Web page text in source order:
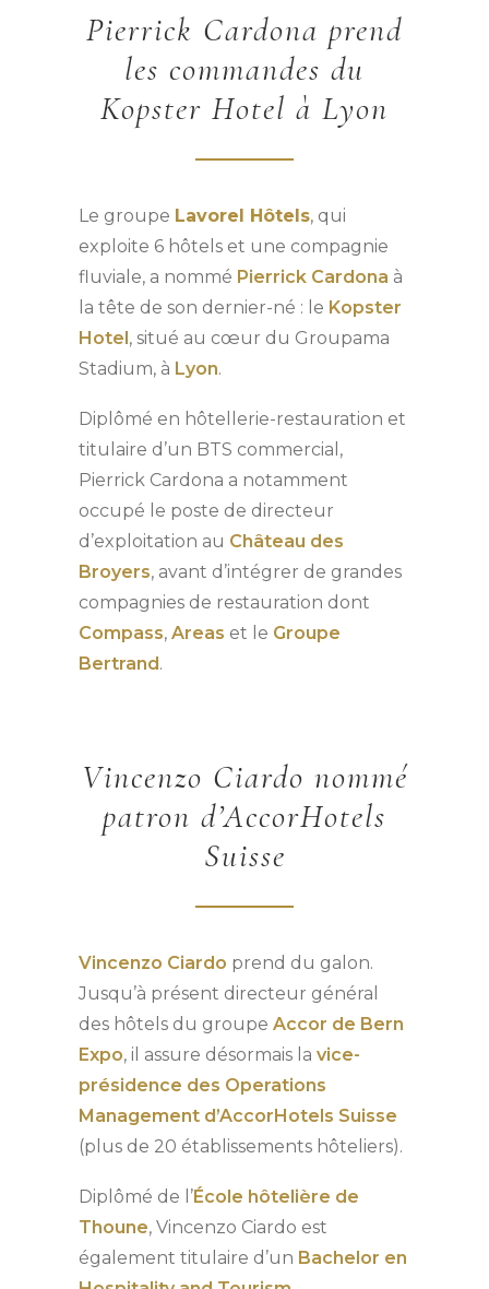
Pierrick Cardona prend
les commandes du
Kopster Hotel à Lyon
Le groupe Lavorel Hôtels, qui
exploite 6 hôtels et une compagnie
fluviale, a nommé Pierrick Cardona à
la tête de son dernier-né : le Kopster
Hotel, situé au cœur du Groupama
Stadium, à Lyon.
Diplômé en hôtellerie-restauration et
titulaire d’un BTS commercial,
Pierrick Cardona a notamment
occupé le poste de directeur
d’exploitation au Château des
Broyers, avant d’intégrer de grandes
compagnies de restauration dont
Compass, Areas et le Groupe
Bertrand.
Vincenzo Ciardo nommé
patron d’AccorHotels
Suisse
Vincenzo Ciardo prend du galon.
Jusqu’à présent directeur général
des hôtels du groupe Accor de Bern
Expo, il assure désormais la vice-
présidence des Operations
Management d’AccorHotels Suisse
(plus de 20 établissements hôteliers).
Diplômé de l’École hôtelière de
Thoune, Vincenzo Ciardo est
également titulaire d’un Bachelor en